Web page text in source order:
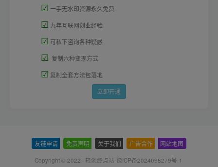
☑ 一手无水印资源永久免费
☑ 九年互联网创业经验
☑ 可私下咨询各种疑惑
☑ 复制六种变现方式
☑ 复制全套方法包落地
立即开通
友链申请 免责声明 关于我们 广告合作 网站地图
Copyright © 2022 · 轻创终点站-豫ICP备2024095279号-1